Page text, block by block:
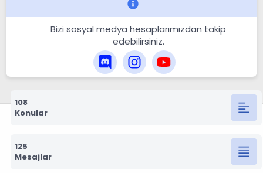
Bizi sosyal medya hesaplarımızdan takip
edebilirsiniz.
108
Konular
125
Mesajlar